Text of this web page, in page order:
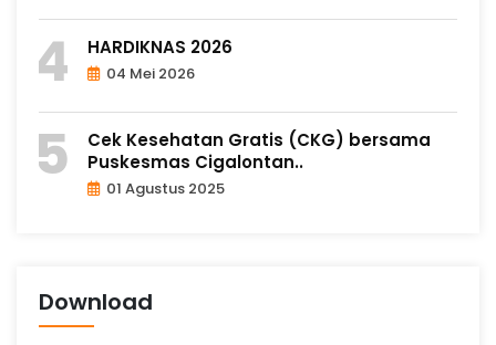
HARDIKNAS 2026
04 Mei 2026
Cek Kesehatan Gratis (CKG) bersama
Puskesmas Cigalontan..
01 Agustus 2025
Download